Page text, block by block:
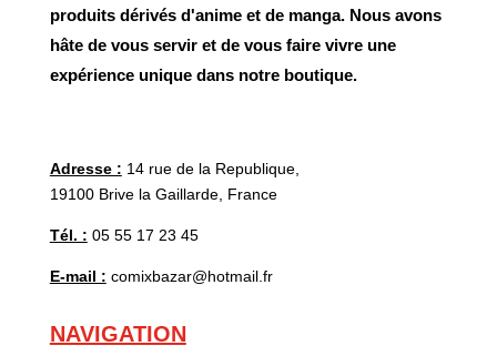
produits dérivés d'anime et de manga. Nous avons
hâte de vous servir et de vous faire vivre une
expérience unique dans notre boutique.
Adresse : 14 rue de la Republique,
19100 Brive la Gaillarde, France
Tél. : 05 55 17 23 45
E-mail : comixbazar@hotmail.fr
NAVIGATION